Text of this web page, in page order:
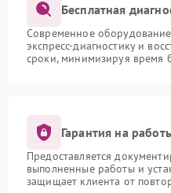
Бесплатная
Современное
экспресс-диагностику и
сроки, минимизируя время
Гарантия на
Предоставляется
выполненные работы и
защищает клиента от